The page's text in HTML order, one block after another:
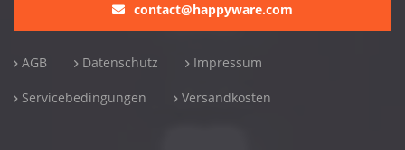
contact@happyware.com
AGB Datenschutz Impressum
Servicebedingungen Versandkosten